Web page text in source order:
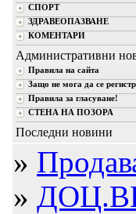
СПОРТ
ЗДРАВЕОПАЗВАНЕ
КОМЕНТАРИ
Административни
Правила на сайта
Защо не мога да се
Правила за гласуване!
СТЕНА НА ПОЗОРА
Последни новини
»
»